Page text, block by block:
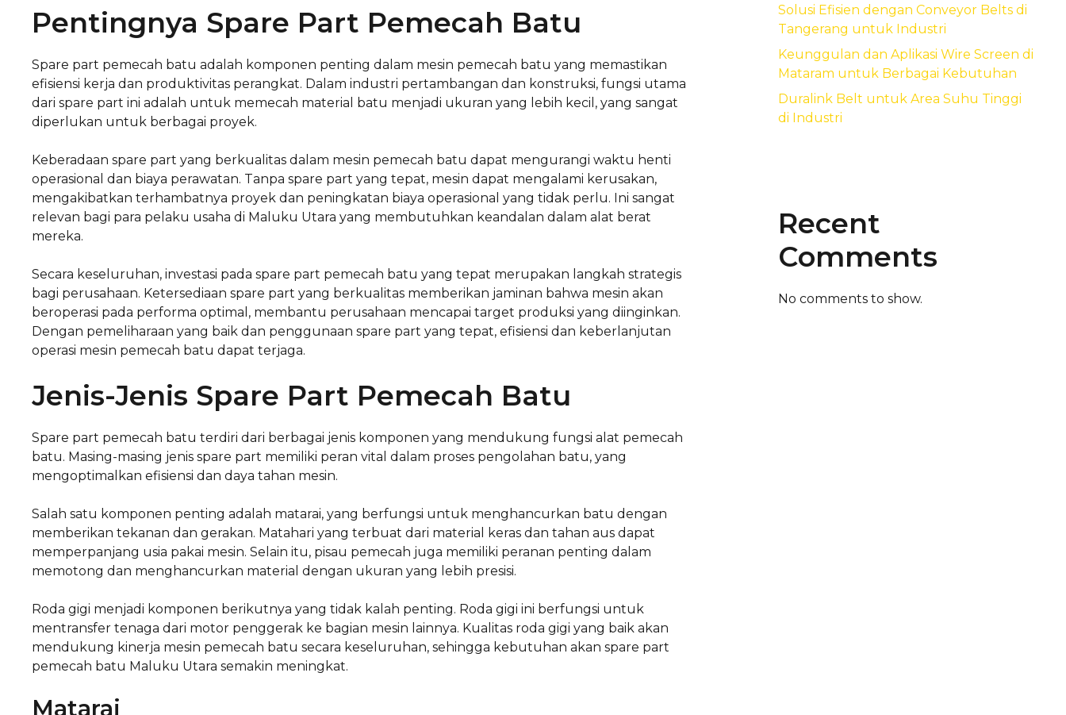
Pentingnya Spare Part Pemecah Batu
Spare part pemecah batu adalah komponen penting dalam mesin pemecah batu yang memastikan
efisiensi kerja dan produktivitas perangkat. Dalam industri pertambangan dan konstruksi, fungsi utama
dari spare part ini adalah untuk memecah material batu menjadi ukuran yang lebih kecil, yang sangat
diperlukan untuk berbagai proyek.
Keberadaan spare part yang berkualitas dalam mesin pemecah batu dapat mengurangi waktu henti
operasional dan biaya perawatan. Tanpa spare part yang tepat, mesin dapat mengalami kerusakan,
mengakibatkan terhambatnya proyek dan peningkatan biaya operasional yang tidak perlu. Ini sangat
relevan bagi para pelaku usaha di Maluku Utara yang membutuhkan keandalan dalam alat berat
mereka.
Secara keseluruhan, investasi pada spare part pemecah batu yang tepat merupakan langkah strategis
bagi perusahaan. Ketersediaan spare part yang berkualitas memberikan jaminan bahwa mesin akan
beroperasi pada performa optimal, membantu perusahaan mencapai target produksi yang diinginkan.
Dengan pemeliharaan yang baik dan penggunaan spare part yang tepat, efisiensi dan keberlanjutan
operasi mesin pemecah batu dapat terjaga.
Jenis-Jenis Spare Part Pemecah Batu
Spare part pemecah batu terdiri dari berbagai jenis komponen yang mendukung fungsi alat pemecah
batu. Masing-masing jenis spare part memiliki peran vital dalam proses pengolahan batu, yang
mengoptimalkan efisiensi dan daya tahan mesin.
Salah satu komponen penting adalah matarai, yang berfungsi untuk menghancurkan batu dengan
memberikan tekanan dan gerakan. Matahari yang terbuat dari material keras dan tahan aus dapat
memperpanjang usia pakai mesin. Selain itu, pisau pemecah juga memiliki peranan penting dalam
memotong dan menghancurkan material dengan ukuran yang lebih presisi.
Roda gigi menjadi komponen berikutnya yang tidak kalah penting. Roda gigi ini berfungsi untuk
mentransfer tenaga dari motor penggerak ke bagian mesin lainnya. Kualitas roda gigi yang baik akan
mendukung kinerja mesin pemecah batu secara keseluruhan, sehingga kebutuhan akan spare part
pemecah batu Maluku Utara semakin meningkat.
Matarai
Solusi Efisien dengan Conveyor Belts di
Tangerang untuk Industri
Keunggulan dan Aplikasi Wire Screen di
Mataram untuk Berbagai Kebutuhan
Duralink Belt untuk Area Suhu Tinggi
di Industri
Recent
Comments
No comments to show.